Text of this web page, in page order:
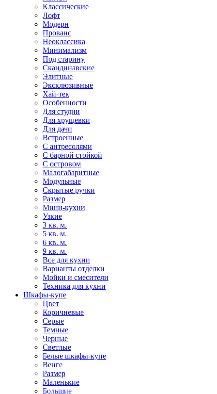
Классические
Лофт
Модерн
Прованс
Неоклассика
Минимализм
Под старину
Скандинавские
Элитные
Эксклюзивные
Хай-тек
Особенности
Для студии
Для хрущевки
Для дачи
Встроенные
С антресолями
С барной стойкой
С островом
Малогабаритные
Модульные
Скрытые ручки
Размер
Мини-кухни
Узкие
3 кв. м.
5 кв. м.
6 кв. м.
9 кв. м.
Все для кухни
Варианты отделки
Мойки и смесители
Техника для кухни
Шкафы-купе
Цвет
Коричневые
Серые
Темные
Черные
Светлые
Белые шкафы-купе
Венге
Размер
Маленькие
Большие